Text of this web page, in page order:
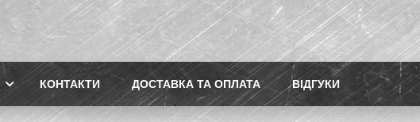
КОНТАКТИ ДОСТАВКА ТА ОПЛАТА ВІДГУКИ